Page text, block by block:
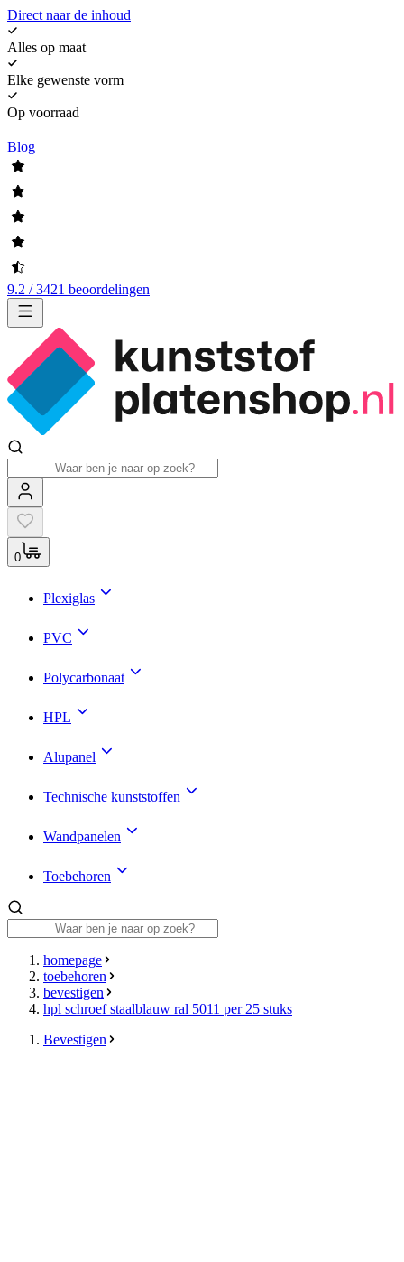
Direct naar de inhoud
Alles op maat
Elke gewenste vorm
Op voorraad
Blog
9.2 / 3421 beoordelingen
0
Plexiglas
PVC
Polycarbonaat
HPL
Alupanel
Technische kunststoffen
Wandpanelen
Toebehoren
homepage
toebehoren
bevestigen
hpl schroef staalblauw ral 5011 per 25 stuks
Bevestigen